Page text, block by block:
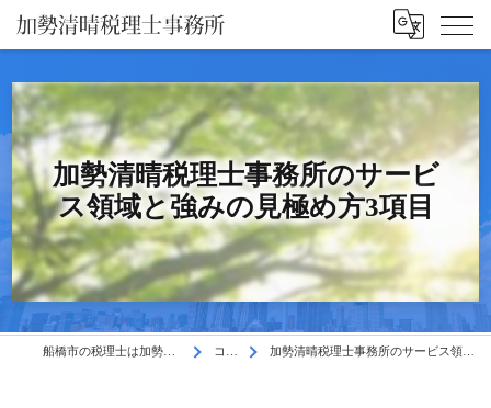
加勢清晴税理士事務所のサービ
ス領域と強みの見極め方3項目
船橋市の税理士は加勢清晴税理士事務所 コラム 加勢清晴税理士事務所のサービス領域と強みの見極め方3項目